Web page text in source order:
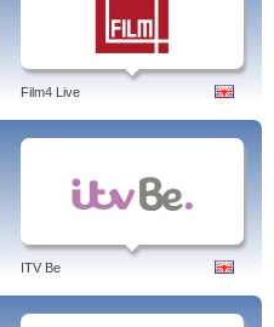
Film4 Live
ITV Be